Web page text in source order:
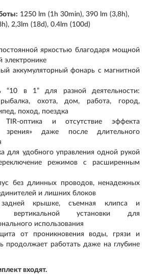
1250 lm (1h 30min), 390 lm (3,8h),
2,3lm (18d), 0.4lm (100d)
яркостью благодаря мощной
электронике
аккумуляторный фонарь с магнитной
“10 в 1” для разной деятельности:
охота, дом, работа, город,
поход, поездка
TIR-оптика и отсутствие эффекта
зрения» даже после длительного
для удобного управления одной рукой
режимов с расширенным
без длинных проводов, ненадежных
и лишних блоков
крышке, съемная клипса и
вертикальной установки для
использования
от проникновения воды, грязи и
продолжает работать даже на глубине
входят.